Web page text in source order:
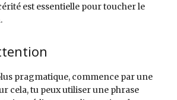
est essentielle pour toucher le
pragmatique, commence par une
cela, tu peux utiliser une phrase